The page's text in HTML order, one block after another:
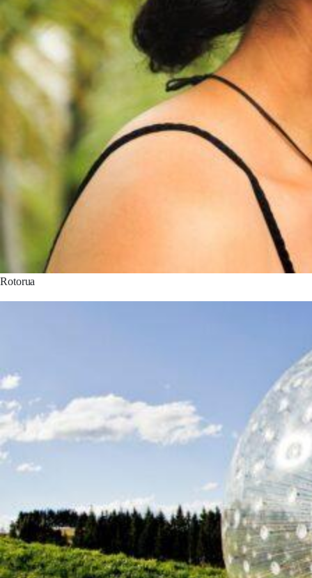
Rotorua